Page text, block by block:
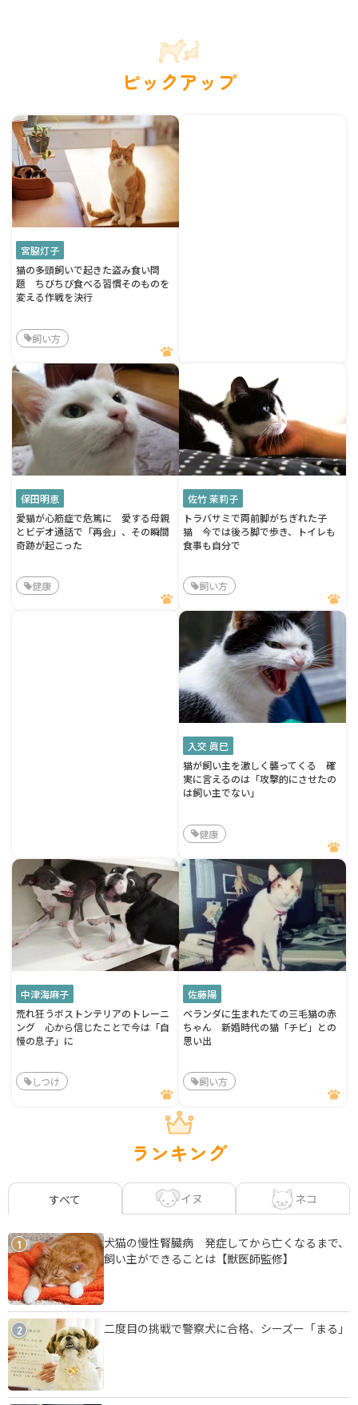
ピックアップ
宮脇灯子
猫の多頭飼いで起きた盗み食い問
題 ちびちび食べる習慣そのものを
変える作戦を決行
飼い方
保田明恵
愛猫が心筋症で危篤に 愛する母親
とビデオ通話で「再会」、その瞬間
奇跡が起こった
健康
佐竹 茉莉子
トラバサミで両前脚がちぎれた子
猫 今では後ろ脚で歩き、トイレも
食事も自分で
飼い方
入交 眞巳
猫が飼い主を激しく襲ってくる 確
実に言えるのは「攻撃的にさせたの
は飼い主でない」
健康
中津海麻子
荒れ狂うボストンテリアのトレーニ
ング 心から信じたことで今は「自
慢の息子」に
しつけ
佐藤陽
ベランダに生まれたての三毛猫の赤
ちゃん 新婚時代の猫「チビ」との
思い出
飼い方
ランキング
すべて イヌ ネコ
1
犬猫の慢性腎臓病 発症してから亡くなるまで、
飼い主ができることは【獣医師監修】
2 二度目の挑戦で警察犬に合格、シーズー「まる」